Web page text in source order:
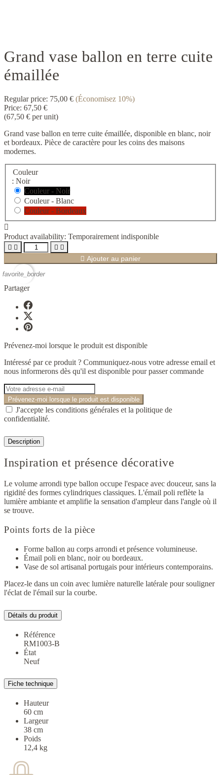
Grand vase ballon en terre cuite
émaillée
Regular price: 75,00 € (Économisez 10%)
Price: 67,50 €
(67,50 € per unit)
Grand vase ballon en terre cuite émaillée, disponible en blanc, noir
et bordeaux. Pièce de caractère pour les coins des maisons
modernes.
Couleur
: Noir
Couleur - Noir
Couleur - Blanc
Couleur - Bordeaux

Product availability: Temporairement indisponible
   
 Ajouter au panier
favorite_border
Partager
Prévenez-moi lorsque le produit est disponible
Intéressé par ce produit ? Communiquez-nous votre adresse email et
nous informerons dès qu'il est disponible pour passer commande
Prévenez-moi lorsque le produit est disponible
J'accepte les conditions générales et la politique de
confidentialité.
Description
Inspiration et présence décorative
Le volume arrondi type ballon occupe l'espace avec douceur, sans la
rigidité des formes cylindriques classiques. L'émail poli reflète la
lumière ambiante et amplifie la sensation d'ampleur dans l'angle où il
se trouve.
Points forts de la pièce
Forme ballon au corps arrondi et présence volumineuse.
Émail poli en blanc, noir ou bordeaux.
Vase de sol artisanal portugais pour intérieurs contemporains.
Placez-le dans un coin avec lumière naturelle latérale pour souligner
l'éclat de l'émail sur la courbe.
Détails du produit
Référence
RM1003-B
État
Neuf
Fiche technique
Hauteur
60 cm
Largeur
38 cm
Poids
12,4 kg